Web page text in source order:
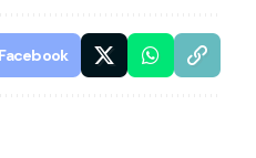
Facebook